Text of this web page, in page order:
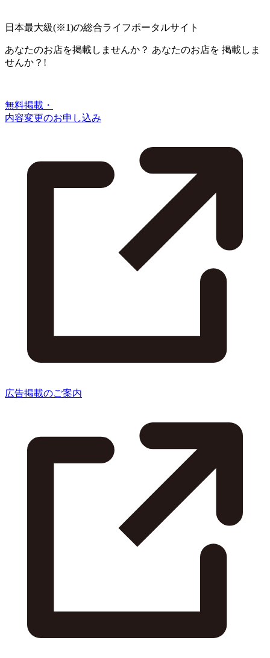
日本最大級(※1)の総合ライフポータルサイト
あなたのお店を掲載しませんか？ あなたのお店を 掲載しま
せんか？!
無料掲載・
内容変更のお申し込み
広告掲載のご案内